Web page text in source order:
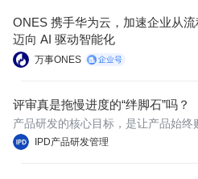
ONES 携手华为云，加速企业从
迈向 AI 驱动智能化
万事ONES
评审真是拖慢进度的“绊脚石”吗？
IPD产品研发管理
产品研发的核心目标，是让产品始终
推进过程中持续验证方向、修正偏差